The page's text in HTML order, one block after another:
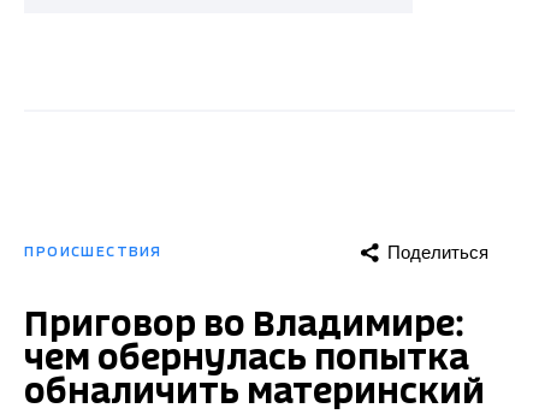
ПРОИСШЕСТВИЯ Поделиться
Приговор во Владимире:
чем обернулась попытка
обналичить материнский